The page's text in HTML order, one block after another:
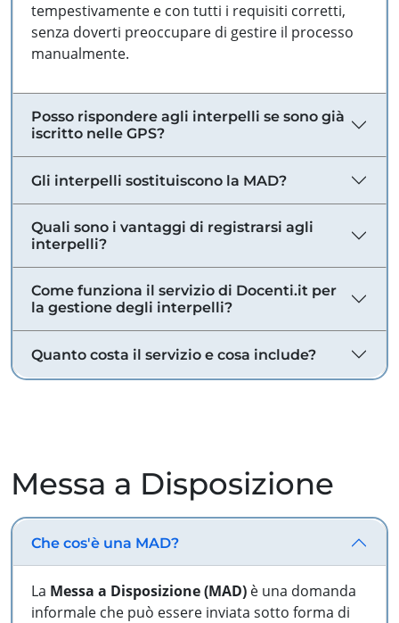
tempestivamente e con tutti i requisiti corretti,
senza doverti preoccupare di gestire il processo
manualmente.
Posso rispondere agli interpelli se sono già
iscritto nelle GPS?
Gli interpelli sostituiscono la MAD?
Quali sono i vantaggi di registrarsi agli
interpelli?
Come funziona il servizio di Docenti.it per
la gestione degli interpelli?
Quanto costa il servizio e cosa include?
Messa a Disposizione
Che cos'è una MAD?
La Messa a Disposizione (MAD) è una domanda
informale che può essere inviata sotto forma di